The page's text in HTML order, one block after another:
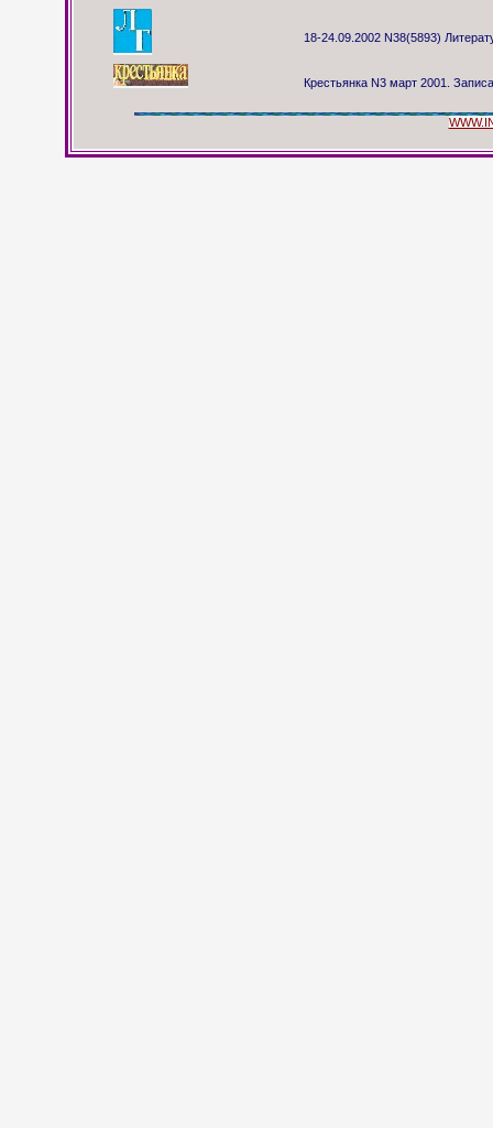
18-24.09.2002 N38(5893)
Крестьянка N3 март 2001.